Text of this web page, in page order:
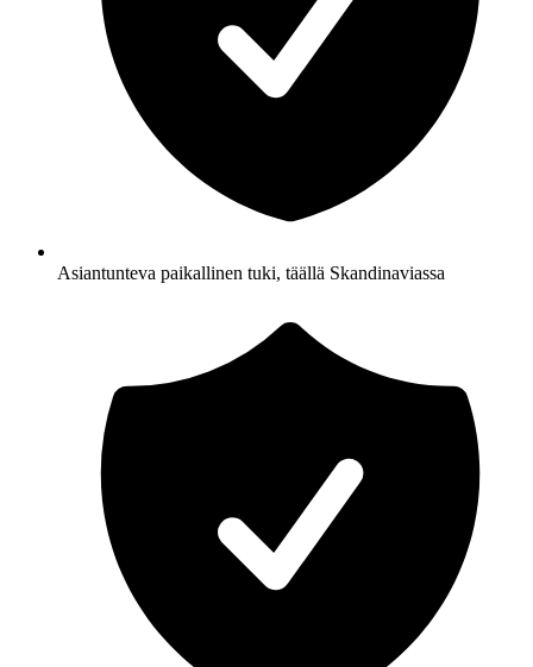
Asiantunteva paikallinen tuki, täällä Skandinaviassa